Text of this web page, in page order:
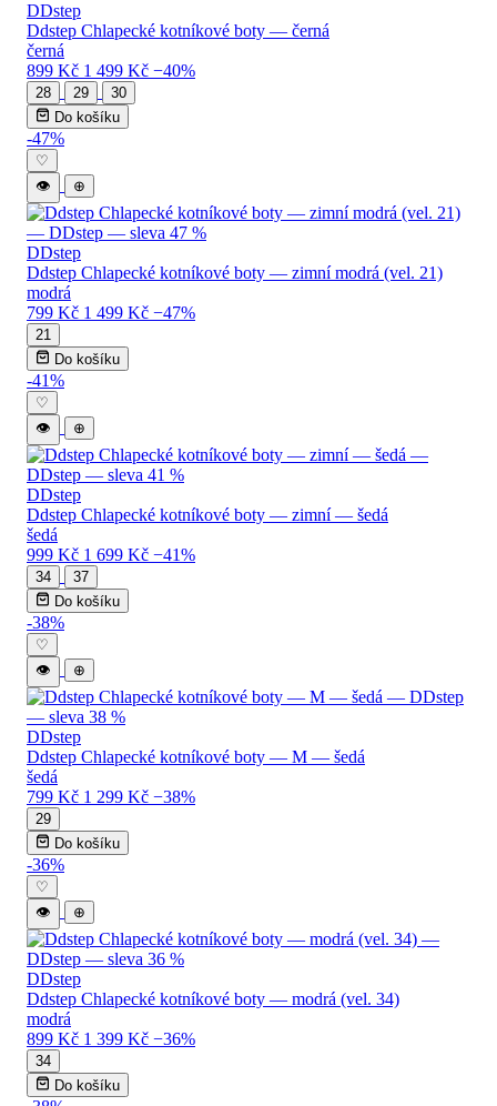
DDstep
Ddstep Chlapecké kotníkové boty — černá
černá
899 Kč 1 499 Kč −40%
28 29
30
Do košíku
-47%
♡
👁
⊕
DDstep
Ddstep Chlapecké kotníkové boty — zimní modrá (vel. 21)
modrá
799 Kč 1 499 Kč −47%
21
Do košíku
-41%
♡
👁
⊕
DDstep
Ddstep Chlapecké kotníkové boty — zimní — šedá
šedá
999 Kč 1 699 Kč −41%
34
37
Do košíku
-38%
♡
👁
⊕
DDstep
Ddstep Chlapecké kotníkové boty — M — šedá
šedá
799 Kč 1 299 Kč −38%
29
Do košíku
-36%
♡
👁
⊕
DDstep
Ddstep Chlapecké kotníkové boty — modrá (vel. 34)
modrá
899 Kč 1 399 Kč −36%
34
Do košíku